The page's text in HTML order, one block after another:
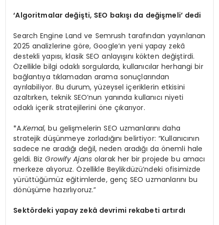
‘Algoritmalar değişti, SEO bakışı da değişmeli’ dedi
Search Engine Land ve Semrush tarafından yayınlanan
2025 analizlerine göre, Google’ın yeni yapay zekâ
destekli yapısı, klasik SEO anlayışını kökten değiştirdi.
Özellikle bilgi odaklı sorgularda, kullanıcılar herhangi bir
bağlantıya tıklamadan arama sonuçlarından
ayrılabiliyor. Bu durum, yüzeysel içeriklerin etkisini
azaltırken, teknik SEO’nun yanında kullanıcı niyeti
odaklı içerik stratejilerini öne çıkarıyor.
*A.Kemal, bu gelişmelerin SEO uzmanlarını daha
stratejik düşünmeye zorladığını belirtiyor: “Kullanıcının
sadece ne aradığı değil, neden aradığı da önemli hale
geldi. BizGrowify Ajans olarak her bir projede bu amacı
merkeze alıyoruz. Özellikle Beylikdüzü’ndeki ofisimizde
yürüttüğümüz eğitimlerde, genç SEO uzmanlarını bu
dönüşüme hazırlıyoruz.”
Sektördeki yapay zekâ devrimi rekabeti artırdı